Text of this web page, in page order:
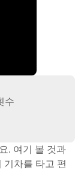
수
. 여기 볼 것과
차를 타고 편